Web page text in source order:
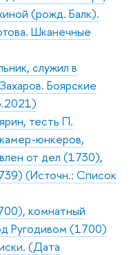
(рожд. Балк).
Шканечные
служил в
Боярские
тесть П.
юнкеров,
от дел (1730),
(Источн.: Список
комнатный
Ругодивом (1700)
(Дата